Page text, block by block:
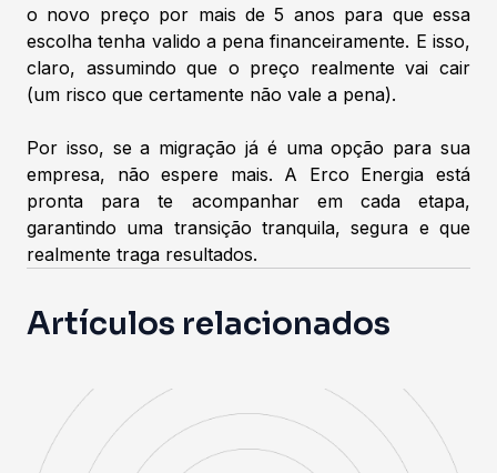
o novo preço por mais de 5 anos para que essa
escolha tenha valido a pena financeiramente. E isso,
claro, assumindo que o preço realmente vai cair
(um risco que certamente não vale a pena).
Por isso, se a migração já é uma opção para sua
empresa, não espere mais. A Erco Energia está
pronta para te acompanhar em cada etapa,
garantindo uma transição tranquila, segura e que
realmente traga resultados.
Artículos relacionados